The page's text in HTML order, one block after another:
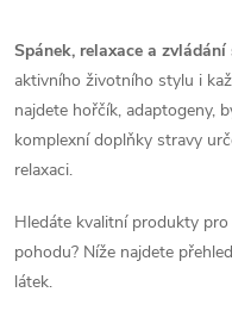
Spánek, relaxace a zvládání
aktivního životního stylu i
najdete hořčík, adaptogeny,
komplexní doplňky stravy
relaxaci.
Hledáte kvalitní produkty
pohodu? Níže najdete
látek.